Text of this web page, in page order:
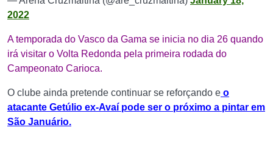
2022
A temporada do Vasco da Gama se inicia no dia 26 quando
irá visitar o Volta Redonda pela primeira rodada do
Campeonato Carioca.
O clube ainda pretende continuar se reforçando e o
atacante Getúlio ex-Avaí pode ser o próximo a pintar em
São Januário.